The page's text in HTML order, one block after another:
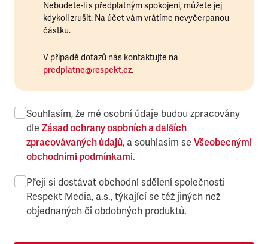
Nebudete-li s předplatným spokojeni, můžete jej
kdykoli zrušit. Na účet vám vrátíme nevyčerpanou
částku.
V případě dotazů nás kontaktujte na
predplatne@respekt.cz.
Souhlasím, že mé osobní údaje budou zpracovány
dle Zásad ochrany osobních a dalších
zpracovávaných údajů, a souhlasím se Všeobecnými
obchodními podmínkami.
Přeji si dostávat obchodní sdělení společnosti
Respekt Media, a.s., týkající se též jiných než
objednaných či obdobných produktů.